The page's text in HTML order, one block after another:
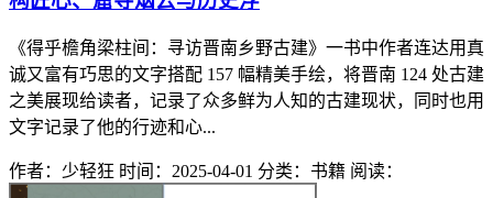
《得乎檐角梁柱间：寻访晋南乡野古建》一书中作者连达用真
诚又富有巧思的文字搭配 157 幅精美手绘，将晋南 124 处古建
之美展现给读者，记录了众多鲜为人知的古建现状，同时也用
文字记录了他的行迹和心...
作者：少轻狂 时间：2025-04-01 分类：书籍 阅读：